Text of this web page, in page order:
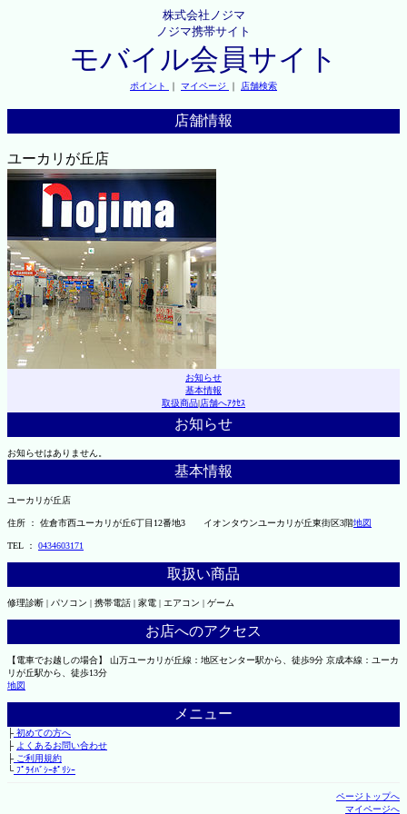
株式会社ノジマ
ノジマ携帯サイト
モバイル会員サイト
ポイント ｜ マイページ ｜ 店舗検索
店舗情報
ユーカリが丘店
お知らせ
基本情報
取扱商品|店舗へｱｸｾｽ
お知らせ
お知らせはありません。
基本情報
ユーカリが丘店
住所 ： 佐倉市西ユーカリが丘6丁目12番地3 イオンタウンユーカリが丘東街区3階地図
TEL ： 0434603171
取扱い商品
修理診断 | パソコン | 携帯電話 | 家電 | エアコン | ゲーム
お店へのアクセス
【電車でお越しの場合】 山万ユーカリが丘線：地区センター駅から、徒歩9分 京成本線：ユーカ
リが丘駅から、徒歩13分
地図
メニュー
├初めての方へ
├ よくあるお問い合わせ
├ご利用規約
└ﾌﾟﾗｲﾊﾞｼｰﾎﾟﾘｼｰ
ページトップへ
マイページへ